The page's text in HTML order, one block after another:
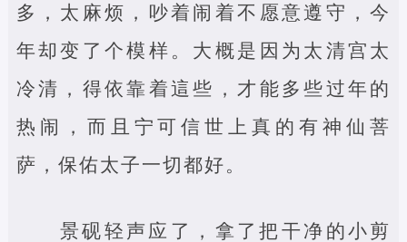
多，太麻烦，吵着闹着不愿意遵守，今
年却变了个模样。大概是因为太清宫太
冷清，得依靠着這些，才能多些过年的
热闹，而且宁可信世上真的有神仙菩
萨，保佑太子一切都好。
景砚轻声应了，拿了把干净的小剪